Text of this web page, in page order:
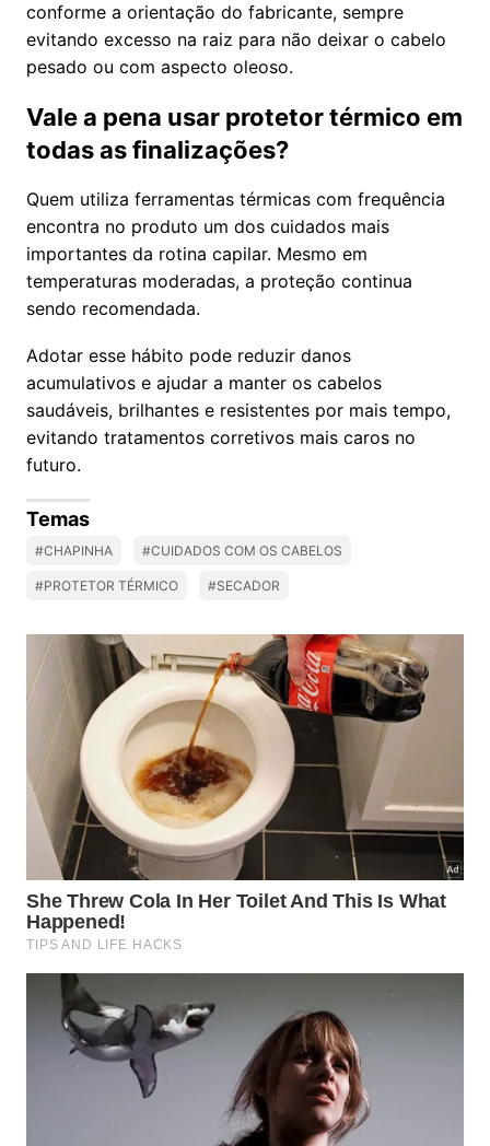
conforme a orientação do fabricante, sempre
evitando excesso na raiz para não deixar o cabelo
pesado ou com aspecto oleoso.
Vale a pena usar protetor térmico em
todas as finalizações?
Quem utiliza ferramentas térmicas com frequência
encontra no produto um dos cuidados mais
importantes da rotina capilar. Mesmo em
temperaturas moderadas, a proteção continua
sendo recomendada.
Adotar esse hábito pode reduzir danos
acumulativos e ajudar a manter os cabelos
saudáveis, brilhantes e resistentes por mais tempo,
evitando tratamentos corretivos mais caros no
futuro.
Temas
#CHAPINHA #CUIDADOS COM OS CABELOS
#PROTETOR TÉRMICO #SECADOR